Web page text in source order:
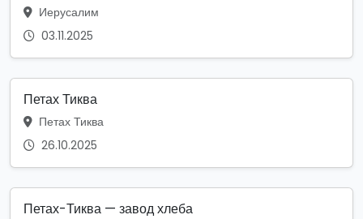
Иерусалим
03.11.2025
Петах Тиква
Петах Тиква
26.10.2025
Петах-Тиква — завод хлеба